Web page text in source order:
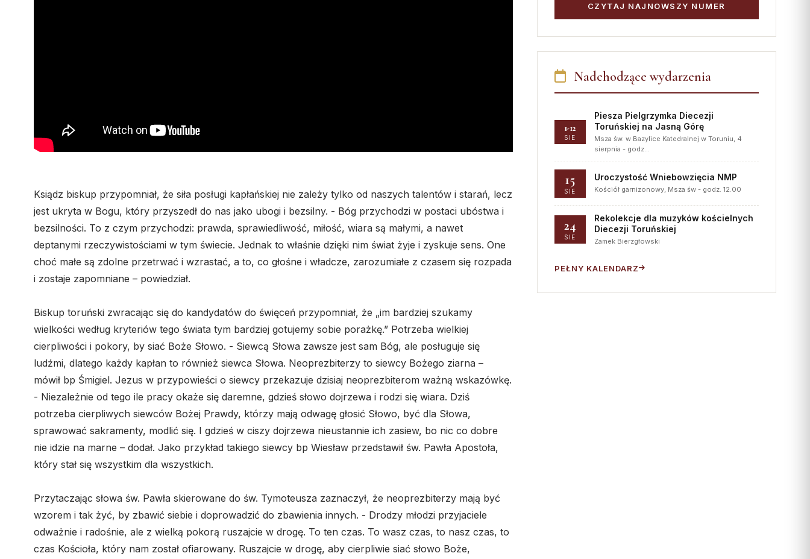
Ksiądz biskup przypomniał, że siła posługi kapłańskiej nie zależy tylko od naszych talentów i starań, lecz
jest ukryta w Bogu, który przyszedł do nas jako ubogi i bezsilny. - Bóg przychodzi w postaci ubóstwa i
bezsilności. To z czym przychodzi: prawda, sprawiedliwość, miłość, wiara są małymi, a nawet
deptanymi rzeczywistościami w tym świecie. Jednak to właśnie dzięki nim świat żyje i zyskuje sens. One
choć małe są zdolne przetrwać i wzrastać, a to, co głośne i władcze, zarozumiałe z czasem się rozpada
i zostaje zapomniane – powiedział.
Biskup toruński zwracając się do kandydatów do święceń przypomniał, że „im bardziej szukamy
wielkości według kryteriów tego świata tym bardziej gotujemy sobie porażkę.” Potrzeba wielkiej
cierpliwości i pokory, by siać Boże Słowo. - Siewcą Słowa zawsze jest sam Bóg, ale posługuje się
ludźmi, dlatego każdy kapłan to również siewca Słowa. Neoprezbiterzy to siewcy Bożego ziarna –
mówił bp Śmigiel. Jezus w przypowieści o siewcy przekazuje dzisiaj neoprezbiterom ważną wskazówkę.
- Niezależnie od tego ile pracy okaże się daremne, gdzieś słowo dojrzewa i rodzi się wiara. Dziś
potrzeba cierpliwych siewców Bożej Prawdy, którzy mają odwagę głosić Słowo, być dla Słowa,
sprawować sakramenty, modlić się. I gdzieś w ciszy dojrzewa nieustannie ich zasiew, bo nic co dobre
nie idzie na marne – dodał. Jako przykład takiego siewcy bp Wiesław przedstawił św. Pawła Apostoła,
który stał się wszystkim dla wszystkich.
Przytaczając słowa św. Pawła skierowane do św. Tymoteusza zaznaczył, że neoprezbiterzy mają być
wzorem i tak żyć, by zbawić siebie i doprowadzić do zbawienia innych. - Drodzy młodzi przyjaciele
odważnie i radośnie, ale z wielką pokorą ruszajcie w drogę. To ten czas. To wasz czas, to nasz czas, to
czas Kościoła, który nam został ofiarowany. Ruszajcie w drogę, aby cierpliwie siać słowo Boże,
CZYTAJ NAJNOWSZY NUMER
Nadchodzące wydarzenia
1-12
SIE
Piesza Pielgrzymka Diecezji
Toruńskiej na Jasną Górę
Msza św. w Bazylice Katedralnej w Toruniu, 4
sierpnia - godz…
15
SIE
Uroczystość Wniebowzięcia NMP
Kościół garnizonowy, Msza św - godz. 12.00
24
SIE
Rekolekcje dla muzyków kościelnych
Diecezji Toruńskiej
Zamek Bierzgłowski
PEŁNY KALENDARZ